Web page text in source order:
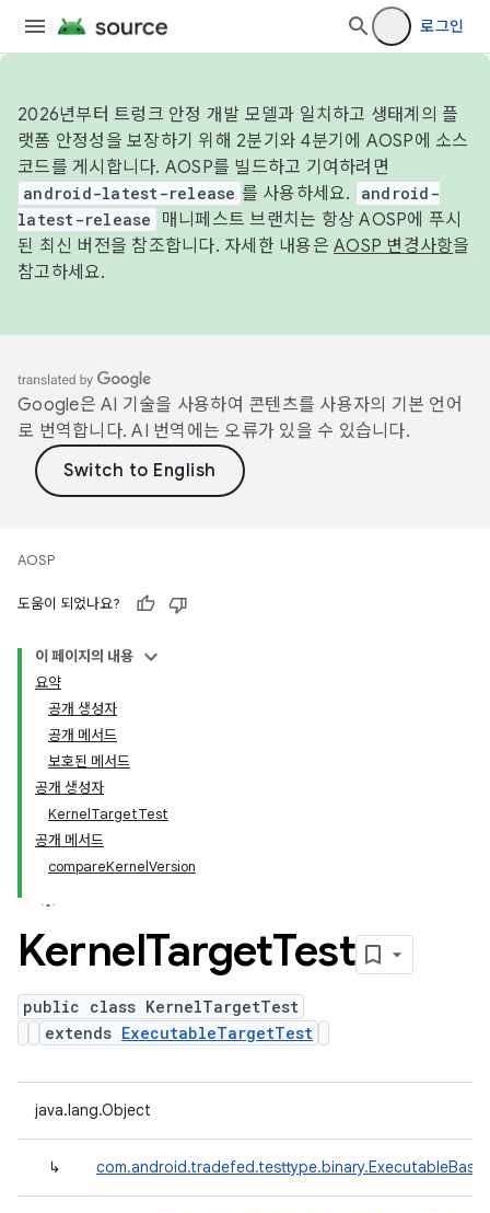
로그인
2026년부터 트렁크 안정 개발 모델과 일치하고 생태계의 플
랫폼 안정성을 보장하기 위해 2분기와 4분기에 AOSP에 소스
코드를 게시합니다. AOSP를 빌드하고 기여하려면
android-latest-release 를 사용하세요.
android-
latest-release
매니페스트 브랜치는 항상 AOSP에 푸시
된 최신 버전을 참조합니다. 자세한 내용은 AOSP 변경사항을
참고하세요.
Google은 AI 기술을 사용하여 콘텐츠를 사용자의 기본 언어
로 번역합니다. AI 번역에는 오류가 있을 수 있습니다.
AOSP
도움이 되었나요?
이 페이지의 내용
요약
공개 생성자
공개 메서드
보호된 메서드
공개 생성자
KernelTargetTest
공개 메서드
compareKernelVersion
KernelTargetTest
public class KernelTargetTest
extends ExecutableTargetTest
java.lang.Object
↳